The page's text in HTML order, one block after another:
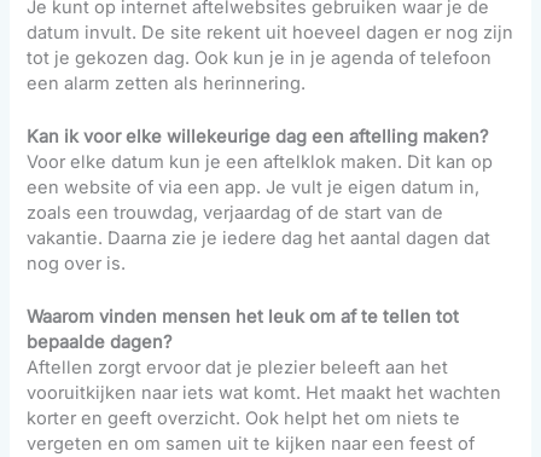
Je kunt op internet aftelwebsites gebruiken waar je de
datum invult. De site rekent uit hoeveel dagen er nog zijn
tot je gekozen dag. Ook kun je in je agenda of telefoon
een alarm zetten als herinnering.
Kan ik voor elke willekeurige dag een aftelling maken?
Voor elke datum kun je een aftelklok maken. Dit kan op
een website of via een app. Je vult je eigen datum in,
zoals een trouwdag, verjaardag of de start van de
vakantie. Daarna zie je iedere dag het aantal dagen dat
nog over is.
Waarom vinden mensen het leuk om af te tellen tot
bepaalde dagen?
Aftellen zorgt ervoor dat je plezier beleeft aan het
vooruitkijken naar iets wat komt. Het maakt het wachten
korter en geeft overzicht. Ook helpt het om niets te
vergeten en om samen uit te kijken naar een feest of